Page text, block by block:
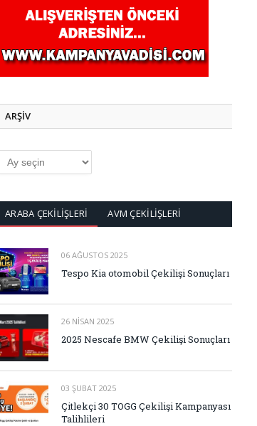
ARŞİV
ARŞİV
ARABA ÇEKİLİŞLERİ AVM ÇEKİLİŞLERİ
06 AĞUSTOS 2025
Tespo Kia otomobil Çekilişi Sonuçları
26 NISAN 2025
2025 Nescafe BMW Çekilişi Sonuçları
03 ŞUBAT 2025
Çitlekçi 30 TOGG Çekilişi Kampanyası
Talihlileri